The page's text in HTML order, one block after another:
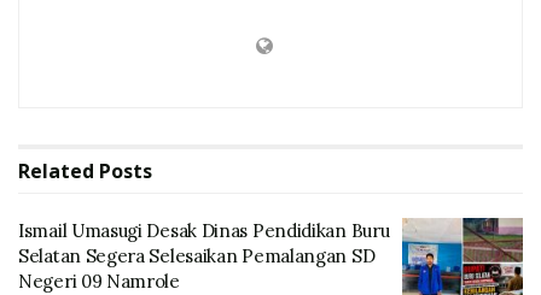
Related Posts
Ismail Umasugi Desak Dinas Pendidikan Buru
Selatan Segera Selesaikan Pemalangan SD
Negeri 09 Namrole